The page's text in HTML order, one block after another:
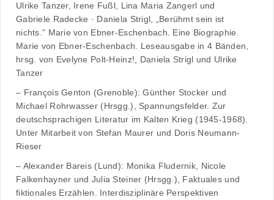
Ulrike Tanzer, Irene Fußl, Lina Maria Zangerl und
Gabriele Radecke · Daniela Strigl, „Berühmt sein ist
nichts.” Marie von Ebner-Eschenbach. Eine Biographie.
Marie von Ebner-Eschenbach. Leseausgabe in 4 Bänden,
hrsg. von Evelyne Polt-Heinz!, Daniela Strigl und Ulrike
Tanzer
– François Genton (Grenoble): Günther Stocker und
Michael Rohrwasser (Hrsgg.), Spannungsfelder. Zur
deutschsprachigen Literatur im Kalten Krieg (1945-1968).
Unter Mitarbeit von Stefan Maurer und Doris Neumann-
Rieser
– Alexander Bareis (Lund): Monika Fludernik, Nicole
Falkenhayner und Julia Steiner (Hrsgg.), Faktuales und
fiktionales Erzählen. Interdisziplinäre Perspektiven